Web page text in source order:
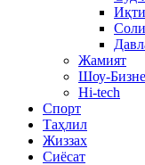
Жамият
Шоу-
Hi-tech
Спорт
Таҳлил
Жиззах
Сиёсат